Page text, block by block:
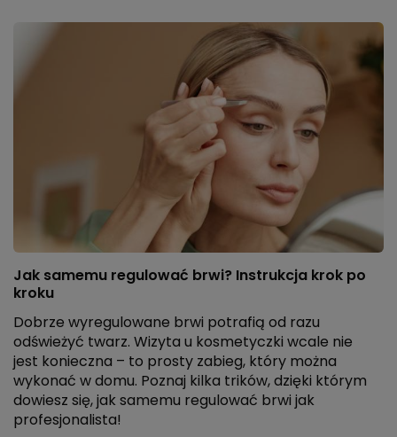
Jak samemu regulować brwi? Instrukcja krok po
kroku
Dobrze wyregulowane brwi potrafią od razu
odświeżyć twarz. Wizyta u kosmetyczki wcale nie
jest konieczna – to prosty zabieg, który można
wykonać w domu. Poznaj kilka trików, dzięki którym
dowiesz się, jak samemu regulować brwi jak
profesjonalista!